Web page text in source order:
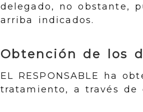
delegado, no obstante,
arriba indicados.
Obtención de los
EL RESPONSABLE ha
tratamiento, a través de